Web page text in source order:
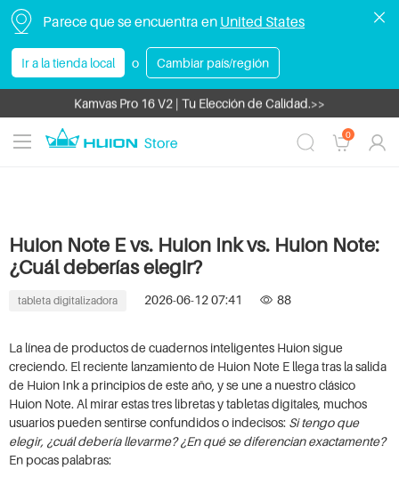
Parece que se encuentra en United States
Ir a la tienda local o Cambiar país/región
Huion Note E | El Cuaderno Electrónico >>
Kamvas 22 (Gen 3) | Pantalla de 21,5'' 2.5K 90 Hz, PenTech 4.0>>
Kamvas Pro 16 V2 | Tu Elección de Calidad.>>
Los envíos a zonas insulares pueden estar sujetos a aranceles, que
0
Huion Note E vs. Huion Ink vs. Huion Note:
¿Cuál deberías elegir?
tableta digitalizadora 2026-06-12 07:41 88
La línea de productos de cuadernos inteligentes Huion sigue
creciendo. El reciente lanzamiento de Huion Note E llega tras la salida
de Huion Ink a principios de este año, y se une a nuestro clásico
Huion Note. Al mirar estas tres libretas y tabletas digitales, muchos
usuarios pueden sentirse confundidos o indecisos: Si tengo que
elegir, ¿cuál debería llevarme? ¿En qué se diferencian exactamente?
En pocas palabras: